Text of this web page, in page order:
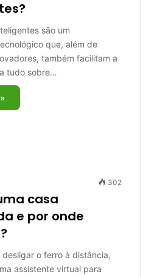
são um
que, além de
também facilitam a
tudo sobre…
302
casa
e por onde
o ferro à distância,
assistente virtual para